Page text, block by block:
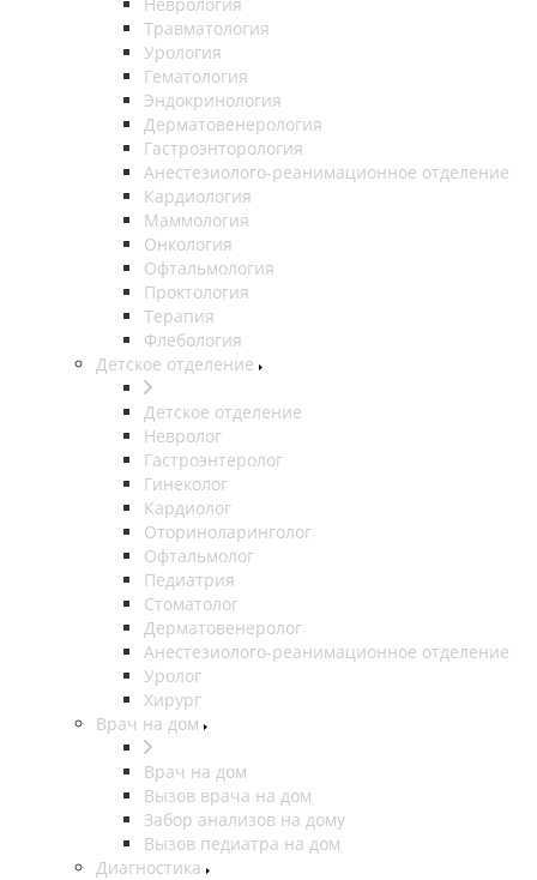
Травматология
Урология
Гематология
Эндокринология
Дерматовенерология
Гастроэнторология
Анестезиолого-реанимационное отделение
Кардиология
Маммология
Онкология
Офтальмология
Проктология
Терапия
Флебология
Детское отделение
Детское отделение
Невролог
Гастроэнтеролог
Гинеколог
Кардиолог
Оториноларинголог
Офтальмолог
Педиатрия
Стоматолог
Дерматовенеролог
Анестезиолого-реанимационное отделение
Уролог
Хирург
Врач на дом
Врач на дом
Вызов врача на дом
Забор анализов на дому
Вызов педиатра на дом
Диагностика